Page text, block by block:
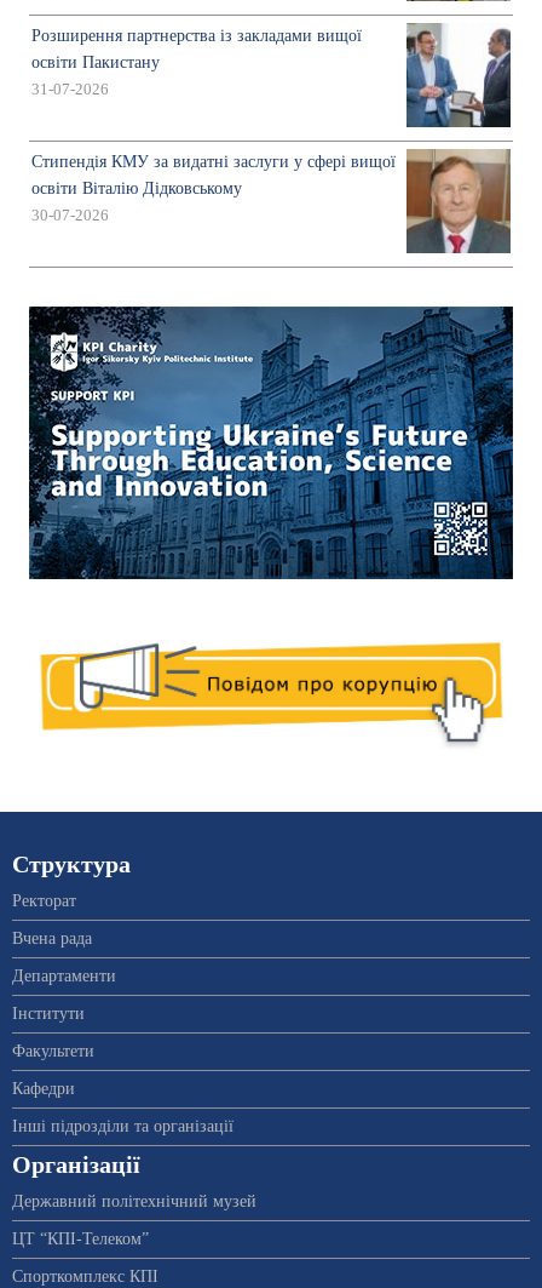
Розширення партнерства із закладами вищої
освіти Пакистану
31-07-2026
Стипендія КМУ за видатні заслуги у сфері вищої
освіти Віталію Дідковському
30-07-2026
Структура
Ректорат
Вчена рада
Департаменти
Інститути
Факультети
Кафедри
Інші підрозділи та організації
Організації
Державний політехнічний музей
ЦТ “КПІ-Телеком”
Спорткомплекс КПІ